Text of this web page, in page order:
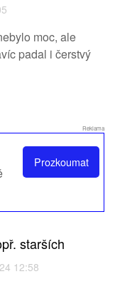
moc, ale
padal i čerstvý
Reklama
Prozkoumat
starších
12:58